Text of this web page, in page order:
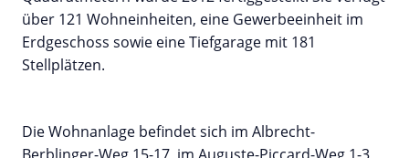
über 121 Wohneinheiten, eine Gewerbeeinheit im
Erdgeschoss sowie eine Tiefgarage mit 181
Stellplätzen.
Die Wohnanlage befindet sich im Albrecht-
Berblinger-Weg 15-17, im Auguste-Piccard-Weg 1-3